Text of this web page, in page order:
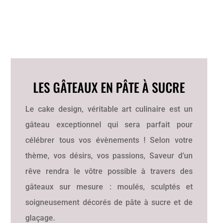
LES GÂTEAUX EN PÂTE À SUCRE
Le cake design, véritable art culinaire est un
gâteau exceptionnel qui sera parfait pour
célébrer tous vos évènements ! Selon votre
thème, vos désirs, vos passions, Saveur d’un
rêve rendra le vôtre possible à travers des
gâteaux sur mesure : moulés, sculptés et
soigneusement décorés de pâte à sucre et de
glaçage.